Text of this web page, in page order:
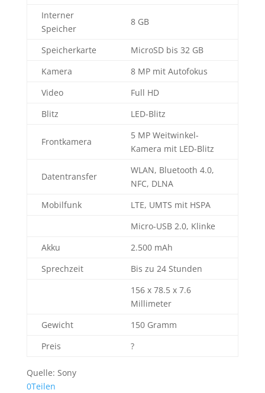
Interner
Speicher
8 GB
Speicherkarte
MicroSD bis 32 GB
Kamera
8 MP mit Autofokus
Video
Full HD
Blitz
LED-Blitz
Frontkamera
5 MP Weitwinkel-
Kamera mit LED-Blitz
Datentransfer
WLAN, Bluetooth 4.0,
NFC, DLNA
Mobilfunk
LTE, UMTS mit HSPA
Micro-USB 2.0, Klinke
Akku
2.500 mAh
Sprechzeit
Bis zu 24 Stunden
156 x 78.5 x 7.6
Millimeter
Gewicht
150 Gramm
Preis
?
Quelle: Sony
0Teilen